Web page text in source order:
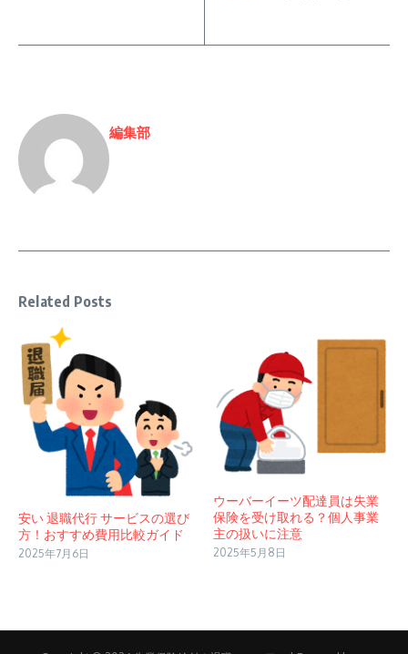
編集部
Related Posts
安い 退職代行 サービスの選び
方！おすすめ費用比較ガイド
2025年7月6日
ウーバーイーツ配達員は失業
保険を受け取れる？個人事業
主の扱いに注意
2025年5月8日